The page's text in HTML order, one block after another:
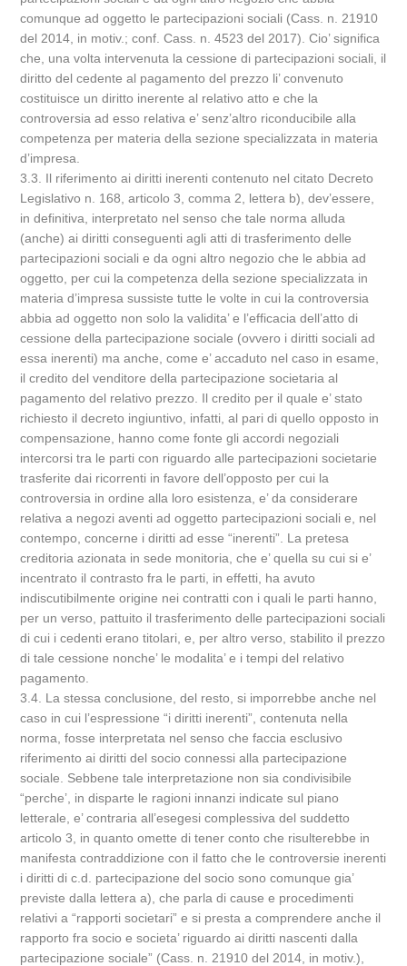
comunque ad oggetto le partecipazioni sociali (Cass. n. 21910
del 2014, in motiv.; conf. Cass. n. 4523 del 2017). Cio’ significa
che, una volta intervenuta la cessione di partecipazioni sociali, il
diritto del cedente al pagamento del prezzo li’ convenuto
costituisce un diritto inerente al relativo atto e che la
controversia ad esso relativa e’ senz’altro riconducibile alla
competenza per materia della sezione specializzata in materia
d’impresa.
3.3. Il riferimento ai diritti inerenti contenuto nel citato Decreto
Legislativo n. 168, articolo 3, comma 2, lettera b), dev’essere,
in definitiva, interpretato nel senso che tale norma alluda
(anche) ai diritti conseguenti agli atti di trasferimento delle
partecipazioni sociali e da ogni altro negozio che le abbia ad
oggetto, per cui la competenza della sezione specializzata in
materia d’impresa sussiste tutte le volte in cui la controversia
abbia ad oggetto non solo la validita’ e l’efficacia dell’atto di
cessione della partecipazione sociale (ovvero i diritti sociali ad
essa inerenti) ma anche, come e’ accaduto nel caso in esame,
il credito del venditore della partecipazione societaria al
pagamento del relativo prezzo. Il credito per il quale e’ stato
richiesto il decreto ingiuntivo, infatti, al pari di quello opposto in
compensazione, hanno come fonte gli accordi negoziali
intercorsi tra le parti con riguardo alle partecipazioni societarie
trasferite dai ricorrenti in favore dell’opposto per cui la
controversia in ordine alla loro esistenza, e’ da considerare
relativa a negozi aventi ad oggetto partecipazioni sociali e, nel
contempo, concerne i diritti ad esse “inerenti”. La pretesa
creditoria azionata in sede monitoria, che e’ quella su cui si e’
incentrato il contrasto fra le parti, in effetti, ha avuto
indiscutibilmente origine nei contratti con i quali le parti hanno,
per un verso, pattuito il trasferimento delle partecipazioni sociali
di cui i cedenti erano titolari, e, per altro verso, stabilito il prezzo
di tale cessione nonche’ le modalita’ e i tempi del relativo
pagamento.
3.4. La stessa conclusione, del resto, si imporrebbe anche nel
caso in cui l’espressione “i diritti inerenti”, contenuta nella
norma, fosse interpretata nel senso che faccia esclusivo
riferimento ai diritti del socio connessi alla partecipazione
sociale. Sebbene tale interpretazione non sia condivisibile
“perche’, in disparte le ragioni innanzi indicate sul piano
letterale, e’ contraria all’esegesi complessiva del suddetto
articolo 3, in quanto omette di tener conto che risulterebbe in
manifesta contraddizione con il fatto che le controversie inerenti
i diritti di c.d. partecipazione del socio sono comunque gia’
previste dalla lettera a), che parla di cause e procedimenti
relativi a “rapporti societari” e si presta a comprendere anche il
rapporto fra socio e societa’ riguardo ai diritti nascenti dalla
partecipazione sociale” (Cass. n. 21910 del 2014, in motiv.),